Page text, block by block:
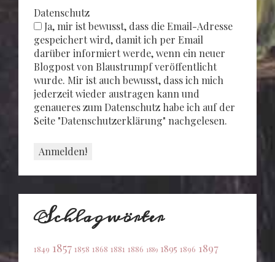
Datenschutz
Ja, mir ist bewusst, dass die Email-Adresse
gespeichert wird, damit ich per Email
darüber informiert werde, wenn ein neuer
Blogpost von Blaustrumpf veröffentlicht
wurde. Mir ist auch bewusst, dass ich mich
jederzeit wieder austragen kann und
genaueres zum Datenschutz habe ich auf der
Seite "Datenschutzerklärung" nachgelesen.
Schlagwörter
1849 1857 1858 1868 1881 1886 1889 1895 1896 1897